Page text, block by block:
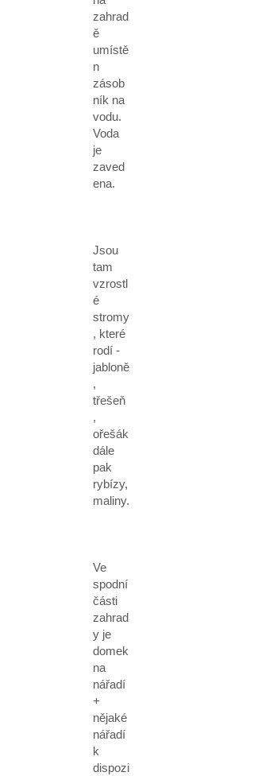
zahrad
ě
umístě
n
zásob
ník na
vodu.
Voda
je
zaved
ena.
Jsou
tam
vzrostl
é
stromy
, které
rodí -
jabloně
,
třešeň
,
ořešák
dále
pak
rybízy,
maliny.
Ve
spodní
části
zahrad
y je
domek
na
nářadí
+
nějaké
nářadí
k
dispozi